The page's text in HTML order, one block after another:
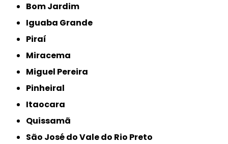
Bom Jardim
Iguaba Grande
Piraí
Miracema
Miguel Pereira
Pinheiral
Itaocara
Quissamã
São José do Vale do Rio Preto